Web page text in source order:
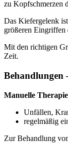
zu Kopfschmerzen
Das Kiefergelenk
größeren Eingriffen
Mit den richtigen
Zeit.
Behandlungen
Manuelle
Unfällen,
regelmäßig
Zur Behandlung